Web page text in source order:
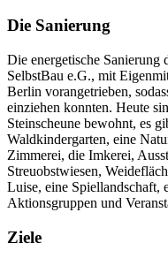
Die Sanierung
Die energetische
SelbstBau e.G., mit
Berlin vorangetrieben,
einziehen konnten. Heute
Steinscheune bewohnt, es
Waldkindergarten, eine
Zimmerei, die Imkerei,
Streuobstwiesen,
Luise, eine Spiellandschaft,
Aktionsgruppen und
Ziele